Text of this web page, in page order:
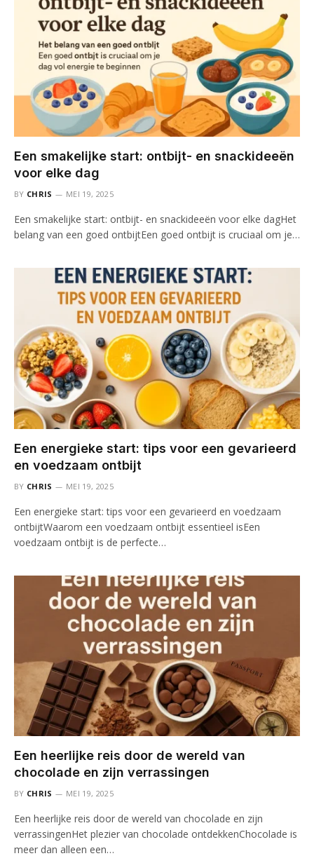
Een smakelijke start: ontbijt- en snackideeën
voor elke dag
BY CHRIS MEI 19, 2025
Een smakelijke start: ontbijt- en snackideeën voor elke dagHet
belang van een goed ontbijtEen goed ontbijt is cruciaal om je…
Een energieke start: tips voor een gevarieerd
en voedzaam ontbijt
BY CHRIS MEI 19, 2025
Een energieke start: tips voor een gevarieerd en voedzaam
ontbijtWaarom een voedzaam ontbijt essentieel isEen
voedzaam ontbijt is de perfecte…
Een heerlijke reis door de wereld van
chocolade en zijn verrassingen
BY CHRIS MEI 19, 2025
Een heerlijke reis door de wereld van chocolade en zijn
verrassingenHet plezier van chocolade ontdekkenChocolade is
meer dan alleen een…